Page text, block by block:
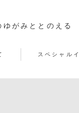
スペシャル